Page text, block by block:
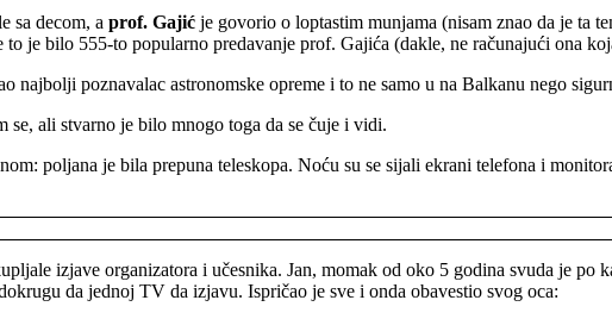
sa decom, a prof. Gajić je govorio o loptastim munjama (nisam znao da je ta
je bilo 555-to popularno predavanje prof. Gajića (dakle, ne računajući ona
najbolji poznavalac astronomske opreme i to ne samo u na Balkanu nego
se, ali stvarno je bilo mnogo toga da se čuje i vidi.
poljana je bila prepuna teleskopa. Noću su se sijali ekrani telefona i
izjave organizatora i učesnika. Jan, momak od oko 5 godina svuda je
da jednoj TV da izjavu. Ispričao je sve i onda obavestio svog oca: